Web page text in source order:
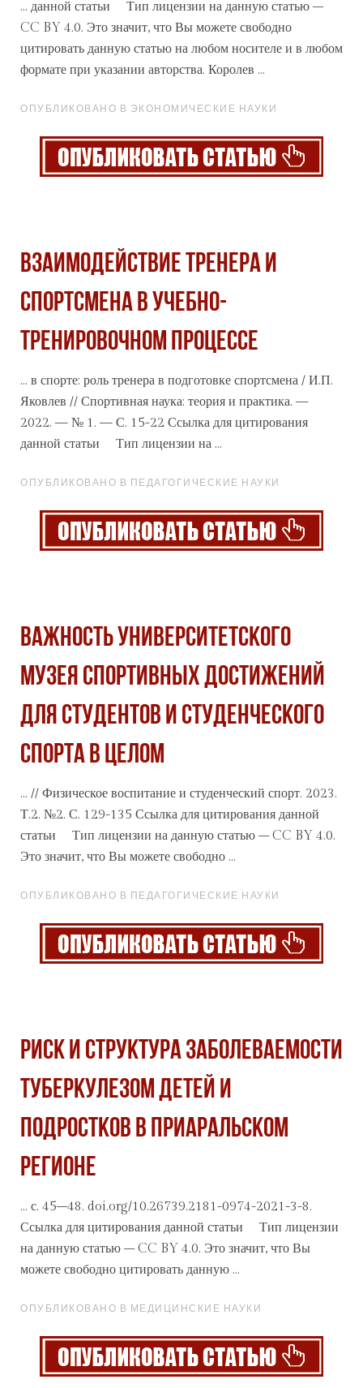
... данной статьи Тип лицензии на данную статью –
CC BY 4.0. Это значит, что Вы можете свободно
цитировать данную статью на любом носителе и в любом
формате при указании авторства. Королев ...
ОПУБЛИКОВАНО В ЭКОНОМИЧЕСКИЕ НАУКИ
ВЗАИМОДЕЙСТВИЕ ТРЕНЕРА И
СПОРТСМЕНА В УЧЕБНО-
ТРЕНИРОВОЧНОМ ПРОЦЕССЕ
... в спорте: роль тренера в подготовке спортсмена / И.П.
Яковлев // Спортивная наука: теория и практика. —
2022. — № 1. — С. 15-22 Ссылка для цитирования
данной статьи Тип лицензии на ...
ОПУБЛИКОВАНО В ПЕДАГОГИЧЕСКИЕ НАУКИ
ВАЖНОСТЬ УНИВЕРСИТЕТСКОГО
МУЗЕЯ СПОРТИВНЫХ ДОСТИЖЕНИЙ
ДЛЯ СТУДЕНТОВ И СТУДЕНЧЕСКОГО
СПОРТА В ЦЕЛОМ
... // Физическое воспитание и студенческий спорт. 2023.
Т.2. №2. С. 129-135 Ссылка для цитирования данной
статьи Тип лицензии на данную статью – CC BY 4.0.
Это значит, что Вы можете свободно ...
ОПУБЛИКОВАНО В ПЕДАГОГИЧЕСКИЕ НАУКИ
РИСК И СТРУКТУРА ЗАБОЛЕВАЕМОСТИ
ТУБЕРКУЛЕЗОМ ДЕТЕЙ И
ПОДРОСТКОВ В ПРИАРАЛЬСКОМ
РЕГИОНЕ
... с. 45–48. doi.org/10.26739.2181-0974-2021-3-8.
Ссылка для цитирования данной статьи Тип лицензии
на данную статью – CC BY 4.0. Это значит, что Вы
можете свободно цитировать данную ...
ОПУБЛИКОВАНО В МЕДИЦИНСКИЕ НАУКИ